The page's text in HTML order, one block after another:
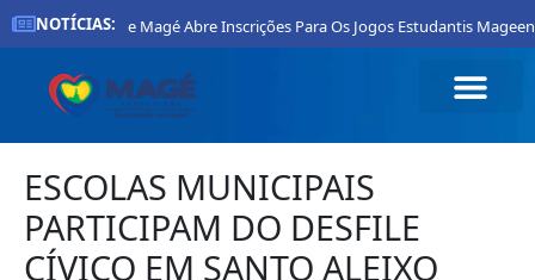
NOTÍCIAS:
Prefeitura De Magé Abre Inscrições Para Os Jogos Estudantis Mageenses
ESCOLAS MUNICIPAIS
PARTICIPAM DO DESFILE
CÍVICO EM SANTO ALEIXO